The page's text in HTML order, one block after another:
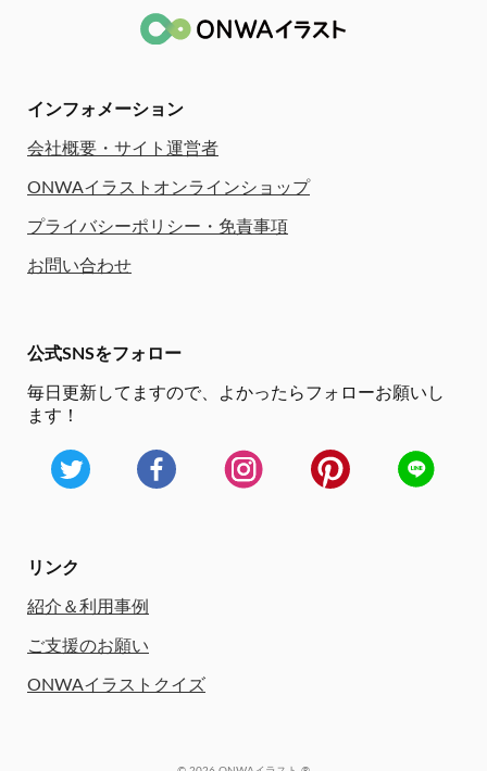
インフォメーション
会社概要・サイト運営者
ONWAイラストオンラインショップ
プライバシーポリシー・免責事項
お問い合わせ
公式SNSをフォロー
毎日更新してますので、
よかったらフォローお願いし
ます！
リンク
紹介＆利用事例
ご支援のお願い
ONWAイラストクイズ